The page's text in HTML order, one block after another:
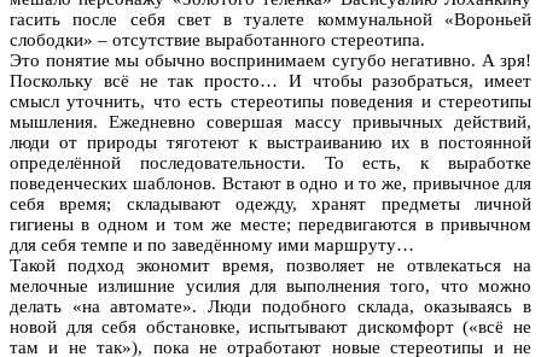
гасить после себя свет в туалете коммунальной «Вороньей
слободки» – отсутствие выработанного стереотипа.
Это понятие мы обычно воспринимаем сугубо негативно. А зря!
Поскольку всё не так просто… И чтобы разобраться, имеет
смысл уточнить, что есть стереотипы поведения и стереотипы
мышления. Ежедневно совершая массу привычных действий,
люди от природы тяготеют к выстраиванию их в постоянной
определённой последовательности. То есть, к выработке
поведенческих шаблонов. Встают в одно и то же, привычное для
себя время; складывают одежду, хранят предметы личной
гигиены в одном и том же месте; передвигаются в привычном
для себя темпе и по заведённому ими маршруту…
Такой подход экономит время, позволяет не отвлекаться на
мелочные излишние усилия для выполнения того, что можно
делать «на автомате». Люди подобного склада, оказываясь в
новой для себя обстановке, испытывают дискомфорт («всё не
там и не так»), пока не отработают новые стереотипы и не